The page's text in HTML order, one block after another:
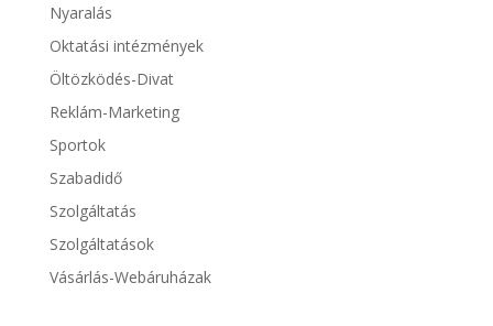
Nyaralás
Oktatási intézmények
Öltözködés-Divat
Reklám-Marketing
Sportok
Szabadidő
Szolgáltatás
Szolgáltatások
Vásárlás-Webáruházak